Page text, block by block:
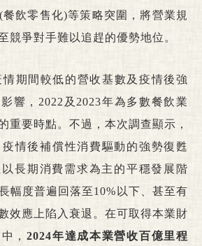
飲零售化)等策略突圍，將營業規
競爭對手難以追趕的優勢地位。
情期間較低的營收基數及疫情後強
響，2022及2023年為多數餐飲業
重要時點。不過，本次調查顯示，
情後補償性消費驅動的強勢復甦
長期消費需求為主的平穩發展階
幅度普遍回落至10%以下、甚至有
效應上陷入衰退。在可取得本業財
，2024年達成本業營收百億里程